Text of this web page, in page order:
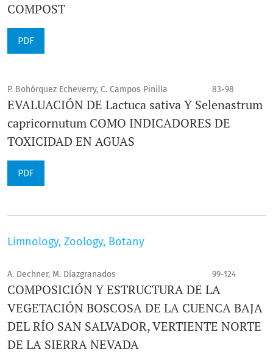
COMPOST
PDF
P. Bohórquez Echeverry, C. Campos Pinilla 83-98
EVALUACIÓN DE Lactuca sativa Y Selenastrum
capricornutum COMO INDICADORES DE
TOXICIDAD EN AGUAS
PDF
Limnology, Zoology, Botany
A. Dechner, M. Díazgranados 99-124
COMPOSICIÓN Y ESTRUCTURA DE LA
VEGETACIÓN BOSCOSA DE LA CUENCA BAJA
DEL RÍO SAN SALVADOR, VERTIENTE NORTE
DE LA SIERRA NEVADA